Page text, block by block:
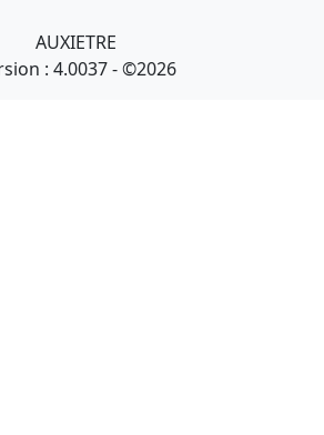
AUXIETRE
: 4.0037 - ©2026